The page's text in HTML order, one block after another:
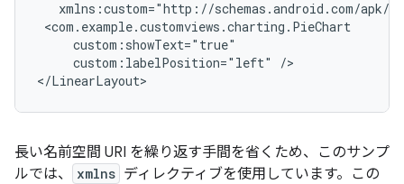
custom:labelPosition="left"
/>
</LinearLayout>
長い名前空間 URI を繰り返す手間を省くため、このサンプ
ルでは、
xmlns ディレクティブを使用しています。この